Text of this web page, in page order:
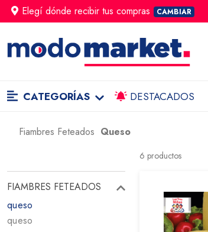
Elegí dónde recibir tus compras CAMBIAR
CATEGORÍAS DESTACADOS
Fiambres Feteados Queso
6 productos
FIAMBRES FETEADOS
queso
queso